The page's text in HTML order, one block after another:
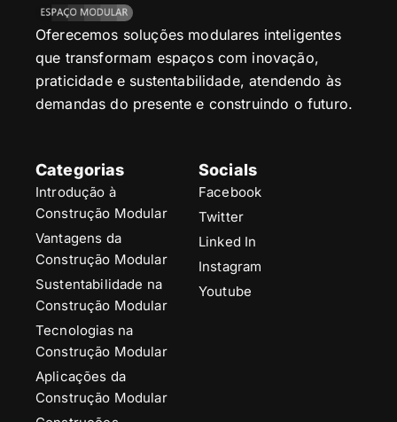
Oferecemos soluções modulares inteligentes
que transformam espaços com inovação,
praticidade e sustentabilidade, atendendo às
demandas do presente e construindo o futuro.
Categorias
Introdução à
Construção Modular
Vantagens da
Construção Modular
Sustentabilidade na
Construção Modular
Tecnologias na
Construção Modular
Aplicações da
Construção Modular
Socials
Facebook
Twitter
Linked In
Instagram
Youtube